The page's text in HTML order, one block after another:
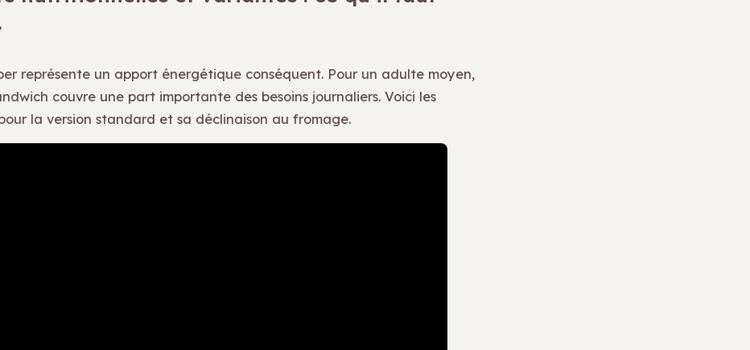
représente un apport énergétique conséquent. Pour un adulte moyen,
couvre une part importante des besoins journaliers. Voici les
la version standard et sa déclinaison au fromage.